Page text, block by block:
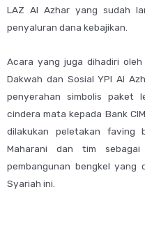
LAZ Al Azhar yang sudah
penyaluran dana kebajikan.
Acara yang juga dihadiri
Dakwah dan Sosial YPI Al
penyerahan simbolis paket
cindera mata kepada Bank
dilakukan peletakan faving
Maharani dan tim
pembangunan bengkel
Syariah ini.